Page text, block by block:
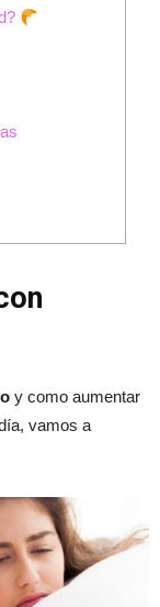
y como aumentar
vamos a